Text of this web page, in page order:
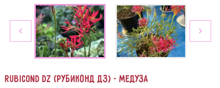
navigate_before navigate_next
Rubicond DZ (Рубиконд ДЗ) - медуза